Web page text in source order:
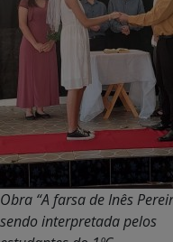
Obra “A farsa de Inês
sendo interpretada pelos